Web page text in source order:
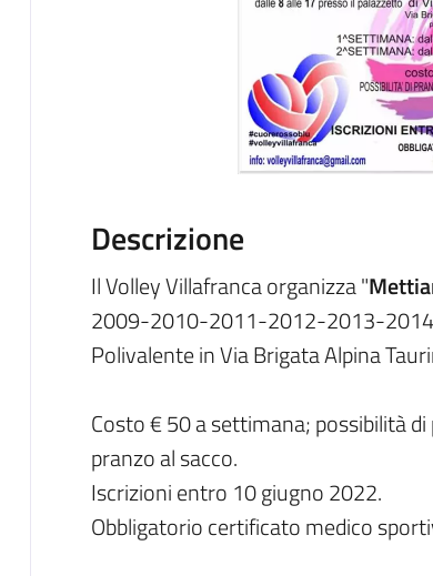
Descrizione
Il Volley Villafranca organizza "
2009-2010-2011-2012-2013-
Polivalente in Via Brigata Alpina
Costo € 50 a settimana; possibilità
pranzo al sacco.
Iscrizioni entro 10 giugno 2022.
Obbligatorio certificato medico